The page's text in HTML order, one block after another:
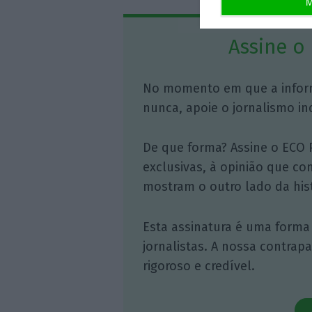
Assine o
No momento em que a
nunca, apoie o jornalismo
De que forma? Assine o
exclusivas, à opinião que
mostram o outro lado da
Esta assinatura é uma
jornalistas. A nossa
rigoroso e credível.